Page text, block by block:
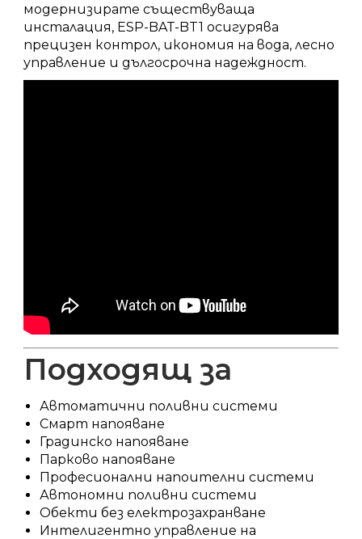
модернизирате съществуваща
инсталация, ESP-BAT-BT1 осигурява
прецизен контрол, икономия на вода, лесно
управление и дългосрочна надеждност.
Подходящ за
Автоматични поливни системи
Смарт напояване
Градинско напояване
Парково напояване
Професионални напоителни системи
Автономни поливни системи
Обекти без електрозахранване
Интелигентно управление на